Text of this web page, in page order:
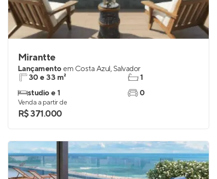
Mirantte
Lançamento em Costa Azul,Salvador
30 e 33 m²
studio e 1
1
0
Venda a partir de
R$ 371.000